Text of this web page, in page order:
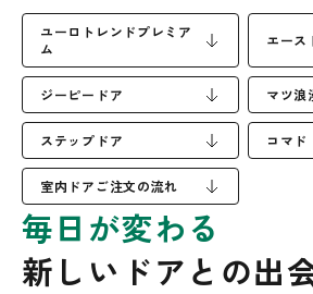
ユーロトレンドプレミア
ム
エース
ジーピードア マツ浪
ステップドア コマド
室内ドアご注文の流れ
毎日が変わる
新しいドアとの出